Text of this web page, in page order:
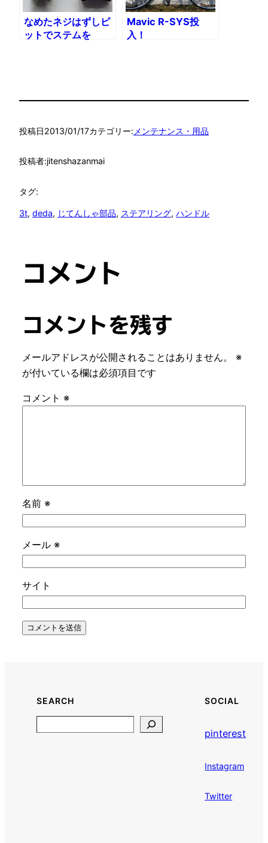
なめたネジはずしピ
ットでステムを
Mavic R-SYS投
入！
投稿日2013/01/17カテゴリー: メンテナンス・用品
投稿者:jitenshazanmai
タグ:
3t, deda, じてんしゃ部品, ステアリング, ハンドル
コメント
コメントを残す
メールアドレスが公開されることはありません。
※
が付いている欄は必須項目です
コメント ※
名前 ※
メール ※
サイト
SEARCH SOCIAL
pinterest
Instagram
Twitter